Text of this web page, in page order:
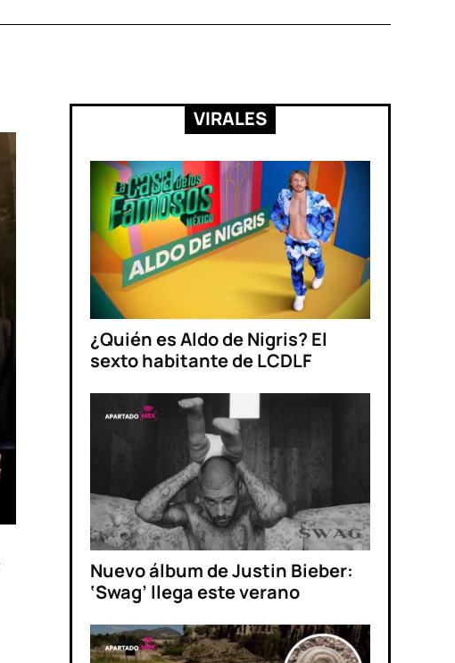
VIRALES
¿Quién es Aldo de Nigris? El
sexto habitante de LCDLF
Nuevo álbum de Justin Bieber:
‘Swag’ llega este verano